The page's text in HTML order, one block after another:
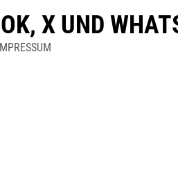
X UND